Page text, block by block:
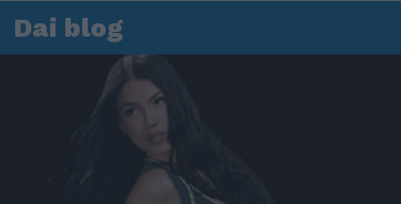
Dai blog